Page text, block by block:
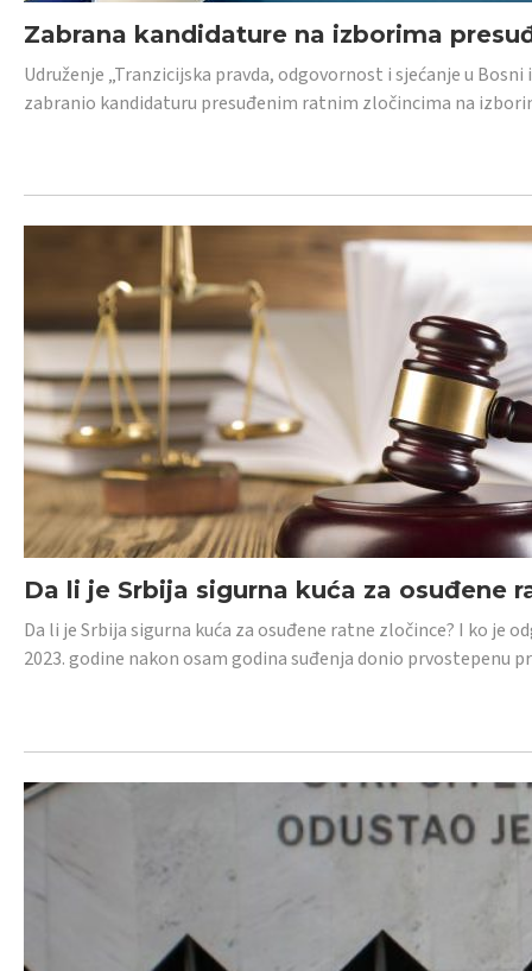
Zabrana kandidature na izborima
Udruženje „Tranzicijska pravda, odgovornost i sjećanje u
zabranio kandidaturu presuđenim ratnim zločincima na
Da li je Srbija sigurna kuća za osuđene
Da li je Srbija sigurna kuća za osuđene ratne zločince? I ko je
2023. godine nakon osam godina suđenja donio prvostepenu